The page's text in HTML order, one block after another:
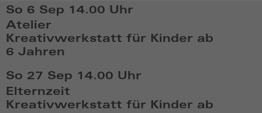
30
2026,
14:08
So 6 Sep 14.00 Uhr
Atelier
Kreativwerkstatt für Kinder ab
6 Jahren
Sep
6
2026,
So 27 Sep 14.00 Uhr
Elternzeit
Kreativwerkstatt für Kinder ab